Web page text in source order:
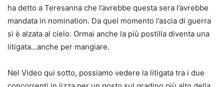
ha detto a Teresanna che l’avrebbe questa sera l’avrebbe
mandata in nomination. Da quel momento l’ascia di guerra
si è alzata al cielo. Ormai anche la più postilla diventa una
litigata…anche per mangiare.
Nel Video qui sotto, possiamo vedere la litigata tra i due